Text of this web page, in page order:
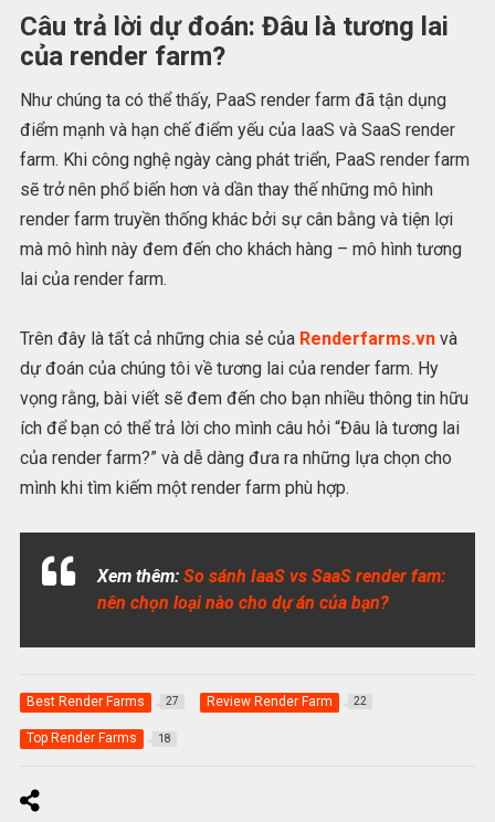
Câu trả lời dự đoán: Đâu là tương lai
của render farm?
Như chúng ta có thể thấy, PaaS render farm đã tận dụng
điểm mạnh và hạn chế điểm yếu của IaaS và SaaS render
farm. Khi công nghệ ngày càng phát triển, PaaS render farm
sẽ trở nên phổ biến hơn và dần thay thế những mô hình
render farm truyền thống khác bởi sự cân bằng và tiện lợi
mà mô hình này đem đến cho khách hàng – mô hình tương
lai của render farm.
Trên đây là tất cả những chia sẻ của Renderfarms.vnvà
dự đoán của chúng tôi về tương lai của render farm. Hy
vọng rằng, bài viết sẽ đem đến cho bạn nhiều thông tin hữu
ích để bạn có thể trả lời cho mình câu hỏi “Đâu là tương lai
của render farm?” và dễ dàng đưa ra những lựa chọn cho
mình khi tìm kiếm một render farm phù hợp.
Xem thêm: So sánh IaaS vs SaaS render fam:
nên chọn loại nào cho dự án của bạn?
Best Render Farms 27 Review Render Farm 22
Top Render Farms 18